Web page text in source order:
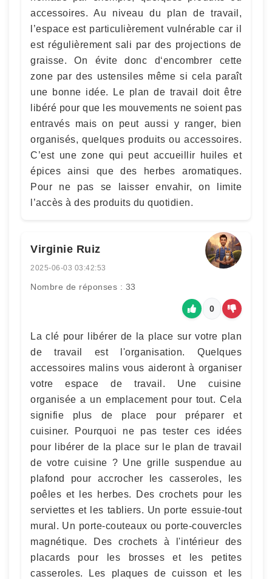
accessoires. Au niveau du plan de travail,
l’espace est particulièrement vulnérable car il
est régulièrement sali par des projections de
graisse. On évite donc d‘encombrer cette
zone par des ustensiles même si cela paraît
une bonne idée. Le plan de travail doit être
libéré pour que les mouvements ne soient pas
entravés mais on peut aussi y ranger, bien
organisés, quelques produits ou accessoires.
C’est une zone qui peut accueillir huiles et
épices ainsi que des herbes aromatiques.
Pour ne pas se laisser envahir, on limite
l’accès à des produits du quotidien.
Virginie Ruiz
2025-06-03 03:42:53
Nombre de réponses : 33
0
La clé pour libérer de la place sur votre plan
de travail est l'organisation. Quelques
accessoires malins vous aideront à organiser
votre espace de travail. Une cuisine
organisée a un emplacement pour tout. Cela
signifie plus de place pour préparer et
cuisiner. Pourquoi ne pas tester ces idées
pour libérer de la place sur le plan de travail
de votre cuisine ? Une grille suspendue au
plafond pour accrocher les casseroles, les
poêles et les herbes. Des crochets pour les
serviettes et les tabliers. Un porte essuie-tout
mural. Un porte-couteaux ou porte-couvercles
magnétique. Des crochets à l'intérieur des
placards pour les brosses et les petites
casseroles. Les plaques de cuisson et les